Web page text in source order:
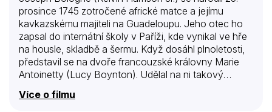
prosince 1745 zotročené africké matce a jejímu
kavkazskému majiteli na Guadeloupu. Jeho otec ho
zapsal do internátní školy v Paříži, kde vynikal ve hře
na housle, skladbě a šermu. Když dosáhl plnoletosti,
představil se na dvoře francouzské královny Marie
Antoinetty (Lucy Boynton). Udělal na ni takový
dojem, že ho povýšila do rytířského stavu Chevalier
de Saint Georges. Saint Georges byl u dvora oblíbený
Více o filmu